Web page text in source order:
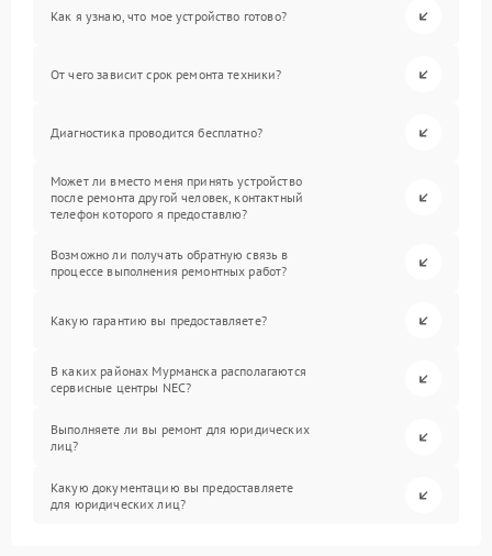
Как я узнаю, что мое устройство готово?
От чего зависит срок ремонта техники?
Диагностика проводится бесплатно?
Может ли вместо меня принять устройство
после ремонта другой человек, контактный
телефон которого я предоставлю?
Возможно ли получать обратную связь в
процессе выполнения ремонтных работ?
Какую гарантию вы предоставляете?
В каких районах Мурманска располагаются
сервисные центры NEC?
Выполняете ли вы ремонт для юридических
лиц?
Какую документацию вы предоставляете
для юридических лиц?